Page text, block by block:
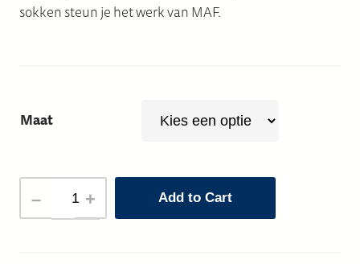
sokken steun je het werk van MAF.
Maat
+
– Add to Cart